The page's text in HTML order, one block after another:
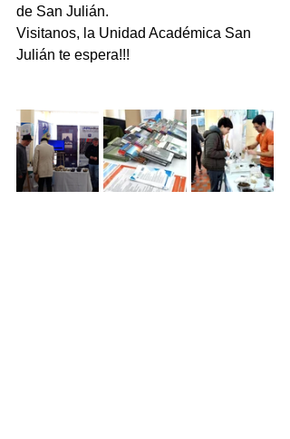
de San Julián.
Visitanos, la Unidad Académica San
Julián te espera!!!